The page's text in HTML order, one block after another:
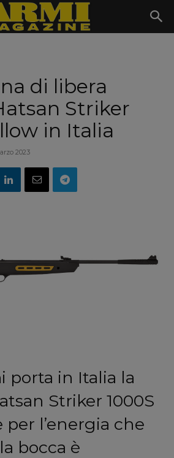
di libera
Striker
in Italia
2023
porta in Italia la
Striker 1000S
per l’energia che
bocca è